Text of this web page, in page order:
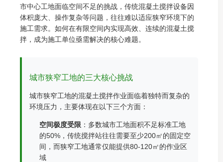
市中心工地面临空间不足的挑战，传统混凝土搅拌设备因
体积庞大、操作复杂等问题，往往难以适应狭窄环境下的
施工需求。如何在有限空间内实现高效、连续的混凝土搅
拌，成为施工单位亟需解决的核心难题。
城市狭窄工地的三大核心挑战
城市狭窄工地的混凝土搅拌作业面临着独特而复杂的
环境压力，主要体现在以下三个方面：
空间极度受限 ：多数城市工地面积不足标准工地
的50%，传统搅拌站往往需要至少200㎡的固定空
间，而狭窄工地通常仅能提供80-120㎡的作业区
域